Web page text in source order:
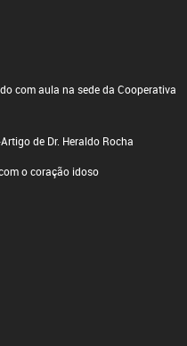
com aula na sede da Cooperativa
de Dr. Heraldo Rocha
o coração idoso